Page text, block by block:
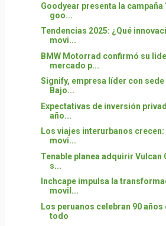
Goodyear presenta la campaña
goo...
Tendencias 2025: ¿Qué
movi...
BMW Motorrad confirmó su
mercado p...
Signify, empresa líder con sede
Bajo...
Expectativas de inversión
año...
Los viajes interurbanos
movi...
Tenable planea adquirir Vulcan
s...
Inchcape impulsa la
movil...
Los peruanos celebran 90
todo